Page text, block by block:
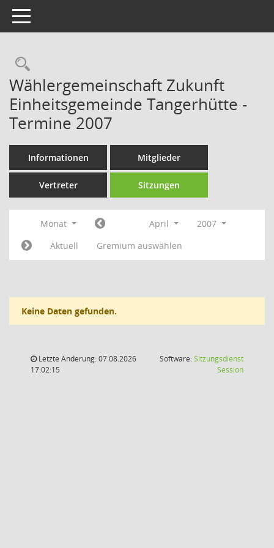
Toggle navigation
Rechercheauswahl
Wählergemeinschaft Zukunft
Einheitsgemeinde Tangerhütte -
Termine 2007
Informationen Mitglieder
Vertreter Sitzungen
Monat April
2007
Aktuell
Gremium auswählen
Keine Daten gefunden.
Letzte Änderung: 07.08.2026
17:02:15
Software:Sitzungsdienst
Session(Wird in